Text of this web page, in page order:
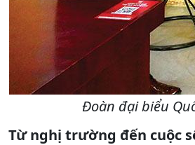
Đoàn đại biểu
Từ nghị trường đến cuộc